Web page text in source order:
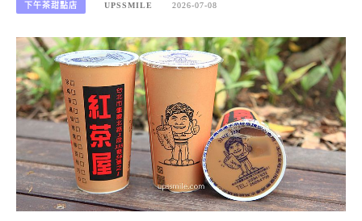
下午茶甜點店 UPSSMILE 2026-07-08